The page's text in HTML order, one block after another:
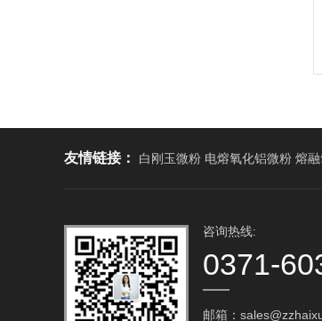
友情链接： 白刚玉微粉 电熔氧化铝微粉 熔
咨询热线:
0371-
邮箱：